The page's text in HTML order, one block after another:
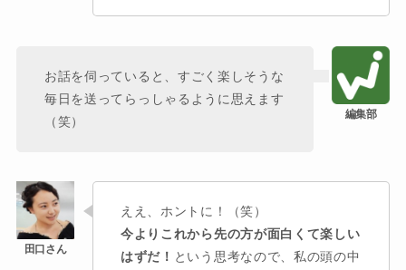
お話を伺っていると、すごく楽しそうな
毎日を送ってらっしゃるように思えます
（笑）
ええ、ホントに！（笑）
今よりこれから先の方が面白くて楽しい
はずだ！ という思考なので、私の頭の中